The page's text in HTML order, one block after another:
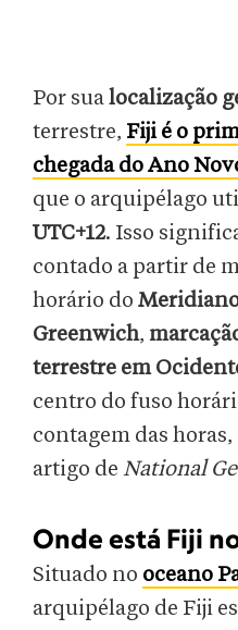
Por sualocalização
terrestre, Fiji é o
chegada do Ano
que o arquipélago
UTC+12. Isso
contado a partir de
horário do
Greenwich,
terrestre em
centro do fuso
contagem das
artigo de National
Onde está Fiji
Situado no oceano
arquipélago de Fiji